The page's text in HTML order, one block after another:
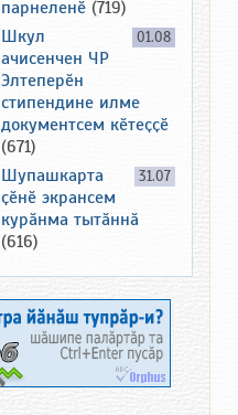
парнеленӗ (719)
01.08
Шкул
ачисенчен ЧР
Элтеперӗн
стипендине илме
документсем кӗтеҫҫӗ
(671)
31.07
Шупашкарта
ҫӗнӗ экрансем
курӑнма тытӑннӑ
(616)